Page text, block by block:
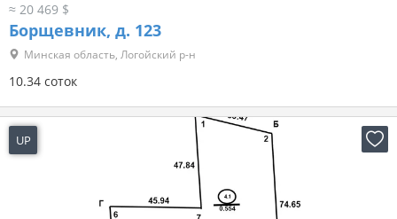
≈ 20 469 $
Борщевник, д. 123
Минская область, Логойский р-н
10.34 соток
UP